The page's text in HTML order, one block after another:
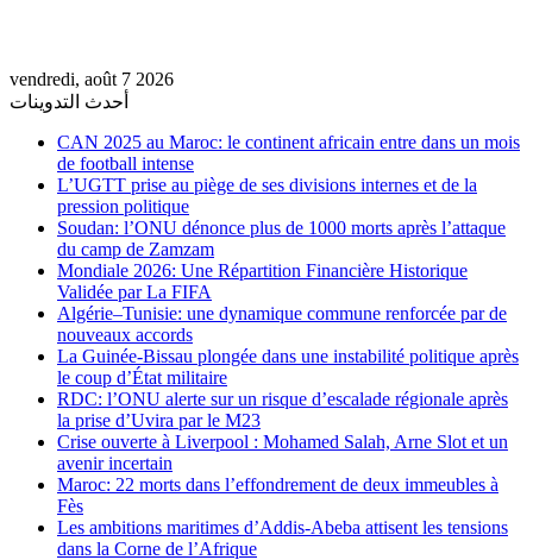
vendredi, août 7 2026
أحدث التدوينات
CAN 2025 au Maroc: le continent africain entre dans un mois
de football intense
L’UGTT prise au piège de ses divisions internes et de la
pression politique
Soudan: l’ONU dénonce plus de 1000 morts après l’attaque
du camp de Zamzam
Mondiale 2026: Une Répartition Financière Historique
Validée par La FIFA
Algérie–Tunisie: une dynamique commune renforcée par de
nouveaux accords
La Guinée-Bissau plongée dans une instabilité politique après
le coup d’État militaire
RDC: l’ONU alerte sur un risque d’escalade régionale après
la prise d’Uvira par le M23
Crise ouverte à Liverpool : Mohamed Salah, Arne Slot et un
avenir incertain
Maroc: 22 morts dans l’effondrement de deux immeubles à
Fès
Les ambitions maritimes d’Addis-Abeba attisent les tensions
dans la Corne de l’Afrique